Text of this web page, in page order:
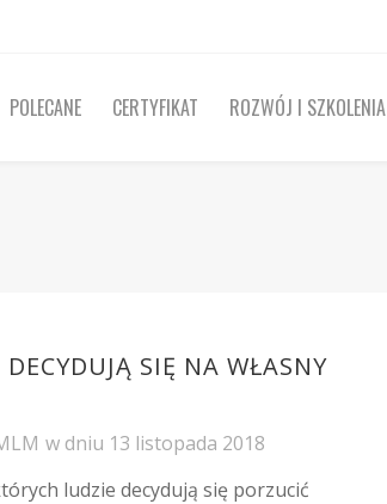
POLECANE CERTYFIKAT ROZWÓJ I SZKOLENIA
SIĘ NA WŁASNY
w dniu 13 listopada 2018
ludzie decydują się porzucić